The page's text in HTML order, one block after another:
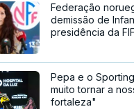
Federação
demissão de
presidência da
Pepa e o
muito tornar a
fortaleza"